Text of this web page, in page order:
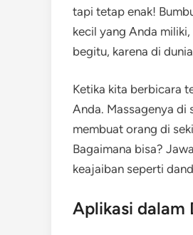
tapi tetap enak!
kecil yang Anda
begitu, karena di
Ketika kita berbicara
Anda. Massagenya di
membuat orang di
Bagaimana bisa?
keajaiban seperti
Aplikasi dalam